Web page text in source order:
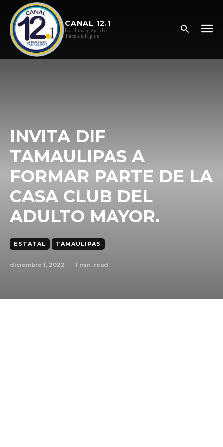
CANAL 12.1
La Imagen de
Tamaulipas
INVITA DIF
TAMAULIPAS A
FORMAR PARTE DE LA
CASA CLUB DEL
ADULTO MAYOR.
ESTATAL TAMAULIPAS
diciembre 1, 2022 1 min. read